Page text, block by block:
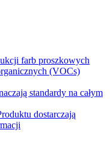
farb proszkowych
(VOCs)
standardy na całym
dostarczają